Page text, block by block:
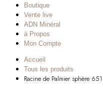
Boutique
Vente live
ADN Minéral
à Propos
Mon Compte
Accueil
Tous les produits
Racine de Palmier sphère 651